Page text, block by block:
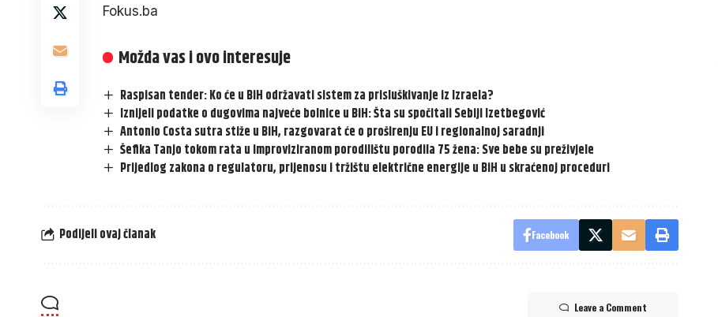
Fokus.ba
Možda vas i ovo interesuje
Raspisan tender: Ko će u BiH održavati sistem za prisluškivanje iz Izraela?
Iznijeli podatke o dugovima najveće bolnice u BiH: Šta su spočitali Sebiji Izetbegović
Antonio Costa sutra stiže u BiH, razgovarat će o proširenju EU i regionalnoj saradnji
Šefika Tanjo tokom rata u improviziranom porodilištu porodila 75 žena: Sve bebe su preživjele
Prijedlog zakona o regulatoru, prijenosu i tržištu električne energije u BiH u skraćenoj proceduri
Podijeli ovaj članak Facebook
Leave a Comment